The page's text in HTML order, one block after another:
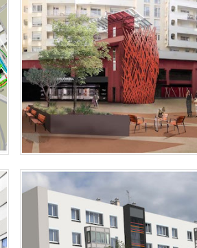
Réaménagement de la place des
Colombes: traitement coloré des sols et
LORIENT - QUARTIER FRÉBAULT
Etude couleur sur 221 logements
quartier Frébault à Lorient –